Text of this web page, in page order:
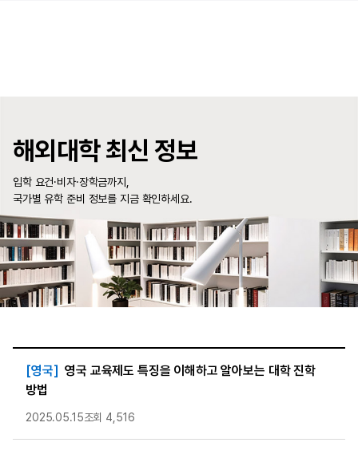
해외대학 최신 정보
입학 요건·비자·장학금까지,
국가별 유학 준비 정보를 지금 확인하세요.
[영국] 영국 교육제도 특징을 이해하고 알아보는 대학 진학
방법
2025.05.15조회 4,516